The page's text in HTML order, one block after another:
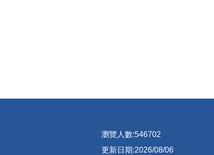
瀏覽人數:546702
更新日期:2026/08/06